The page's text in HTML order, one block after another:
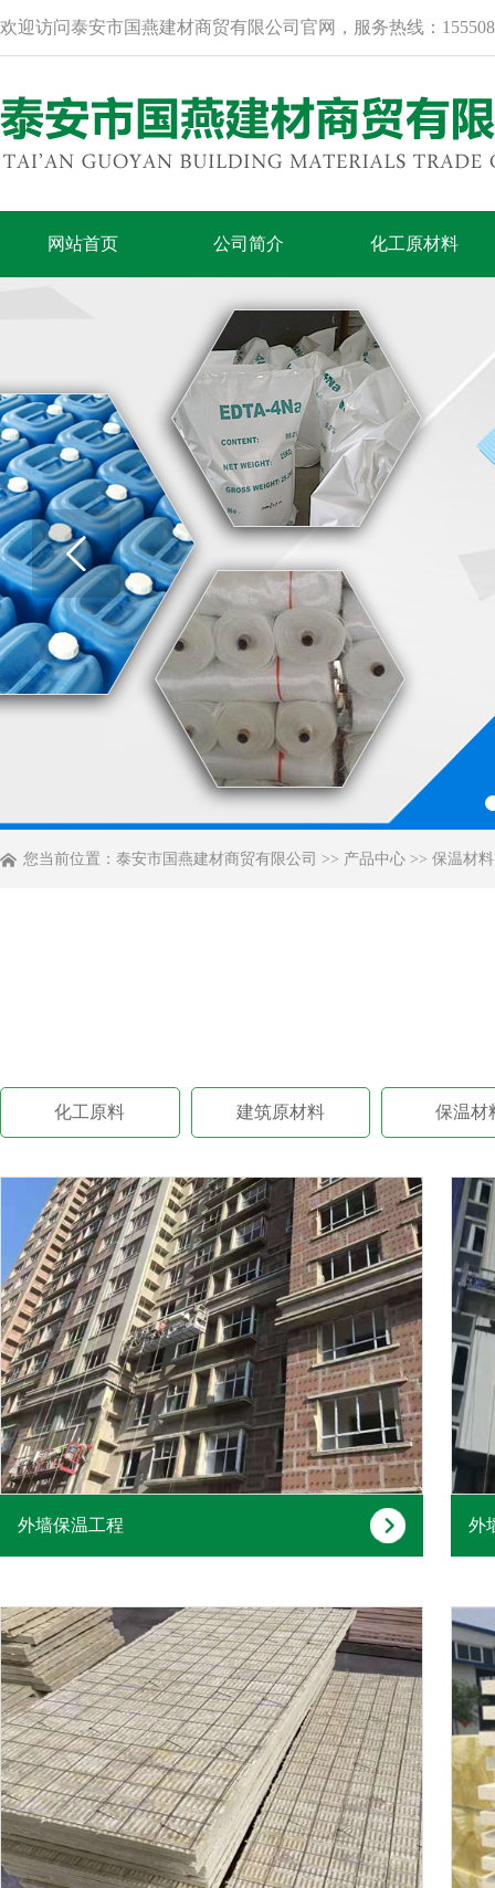
欢迎访问泰安市国燕建材商贸有限公司官网，服务热线：
网站首页 公司简介 化工原材料
您当前位置： 泰安市国燕建材商贸有限公司 >> 产品中心 >> 保温材料
化工原料 建筑原材料 保温材
外墙保温工程 外